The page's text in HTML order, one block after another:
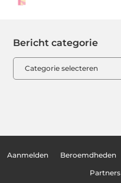
Bericht categorie
Aanmelden Beroemdheden
Partners